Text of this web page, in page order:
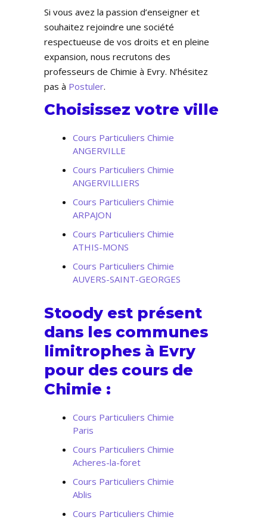
Si vous avez la passion d’enseigner et
souhaitez rejoindre une société
respectueuse de vos droits et en pleine
expansion, nous recrutons des
professeurs de Chimie à Evry. N’hésitez
pas à Postuler.
Choisissez votre ville
Cours Particuliers Chimie
ANGERVILLE
Cours Particuliers Chimie
ANGERVILLIERS
Cours Particuliers Chimie
ARPAJON
Cours Particuliers Chimie
ATHIS-MONS
Cours Particuliers Chimie
AUVERS-SAINT-GEORGES
Stoody est présent
dans les communes
limitrophes à Evry
pour des cours de
Chimie :
Cours Particuliers Chimie
Paris
Cours Particuliers Chimie
Acheres-la-foret
Cours Particuliers Chimie
Ablis
Cours Particuliers Chimie